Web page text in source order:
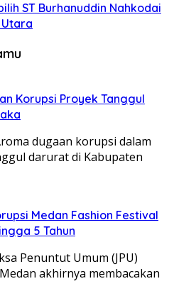
ST Burhanuddin Nahkodai
Korupsi Proyek Tanggul
dugaan korupsi dalam
darurat di Kabupaten
Medan Fashion Festival
5 Tahun
Penuntut Umum (JPU)
akhirnya membacakan